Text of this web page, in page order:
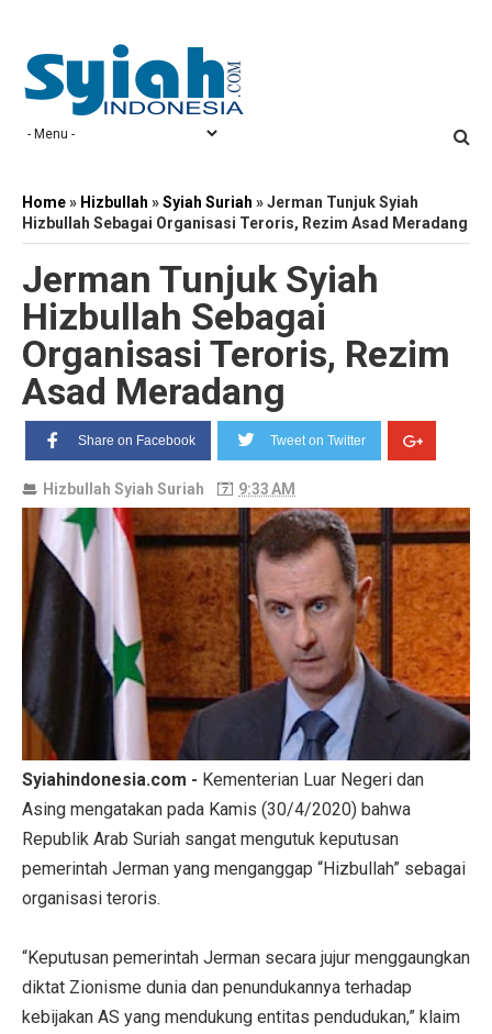
Home» Hizbullah »Syiah Suriah »Jerman Tunjuk Syiah
Hizbullah Sebagai Organisasi Teroris, Rezim Asad Meradang
Jerman Tunjuk Syiah
Hizbullah Sebagai
Organisasi Teroris, Rezim
Asad Meradang
Share on Facebook Tweet on Twitter
Hizbullah Syiah Suriah 9:33 AM
Syiahindonesia.com - Kementerian Luar Negeri dan
Asing mengatakan pada Kamis (30/4/2020) bahwa
Republik Arab Suriah sangat mengutuk keputusan
pemerintah Jerman yang menganggap “Hizbullah” sebagai
organisasi teroris.
“Keputusan pemerintah Jerman secara jujur menggaungkan
diktat Zionisme dunia dan penundukannya terhadap
kebijakan AS yang mendukung entitas pendudukan,” klaim